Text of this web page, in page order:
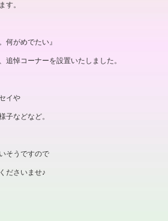
す。
何がめでたい』
追悼コーナーを設置いたしました。
イや
子などなど。
そうですので
ださいませ♪